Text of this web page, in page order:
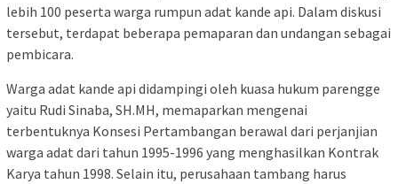
lebih 100 peserta warga rumpun adat kande api. Dalam diskusi
tersebut, terdapat beberapa pemaparan dan undangan sebagai
pembicara.
Warga adat kande api didampingi oleh kuasa hukum parengge
yaitu Rudi Sinaba, SH.MH, memaparkan mengenai
terbentuknya Konsesi Pertambangan berawal dari perjanjian
warga adat dari tahun 1995-1996 yang menghasilkan Kontrak
Karya tahun 1998. Selain itu, perusahaan tambang harus